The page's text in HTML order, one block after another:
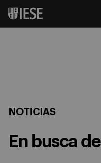
NOTICIAS
En busca del